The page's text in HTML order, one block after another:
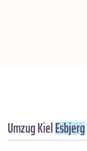
Umzug KielEsbjerg